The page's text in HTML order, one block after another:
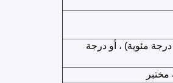
15 درجة مئوية) ، أو درجة